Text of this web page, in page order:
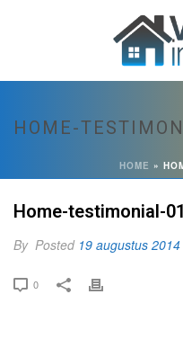
HOME-
HOME »
Home-testimonial-01
By Posted 19 augustus 2014
0